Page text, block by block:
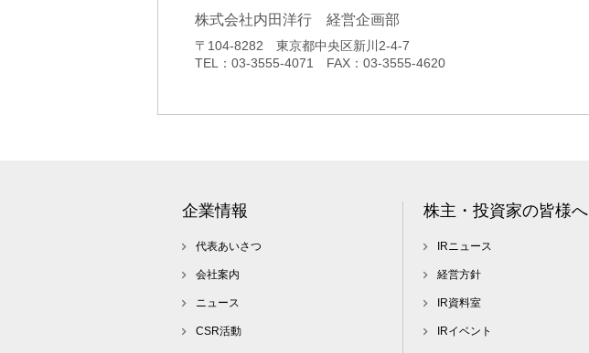
株式会社内田洋行 経営企画部
〒104-8282 東京都中央区新川2-4-7
TEL：03-3555-4071 FAX：03-3555-4620
企業情報
代表あいさつ
会社案内
ニュース
CSR活動
株主・投資家の皆様へ
IRニュース
経営方針
IR資料室
IRイベント